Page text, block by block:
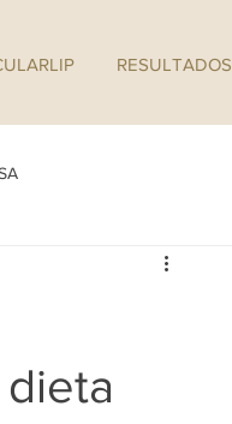
RESULTADOS